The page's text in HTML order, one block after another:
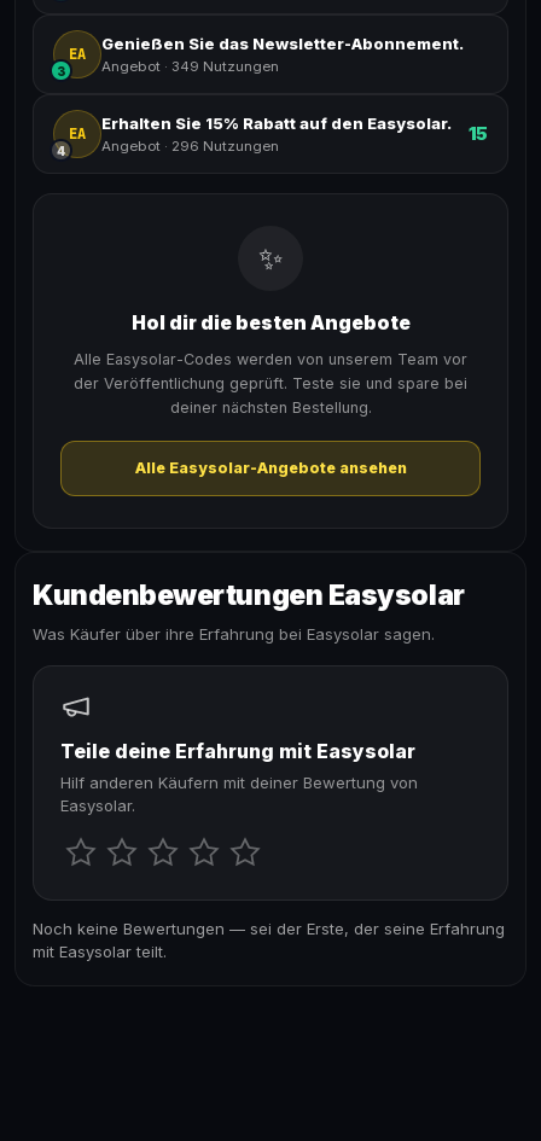
EA
3
Genießen Sie das Newsletter-Abonnement.
Angebot · 349 Nutzungen
EA
4
Erhalten Sie 15% Rabatt auf den Easysolar.
Angebot · 296 Nutzungen
15
✨
Hol dir die besten Angebote
Alle Easysolar-Codes werden von unserem Team vor
der Veröffentlichung geprüft. Teste sie und spare bei
deiner nächsten Bestellung.
Alle Easysolar-Angebote ansehen
Kundenbewertungen Easysolar
Was Käufer über ihre Erfahrung bei Easysolar sagen.
Teile deine Erfahrung mit Easysolar
Hilf anderen Käufern mit deiner Bewertung von
Easysolar.
Noch keine Bewertungen — sei der Erste, der seine Erfahrung
mit Easysolar teilt.